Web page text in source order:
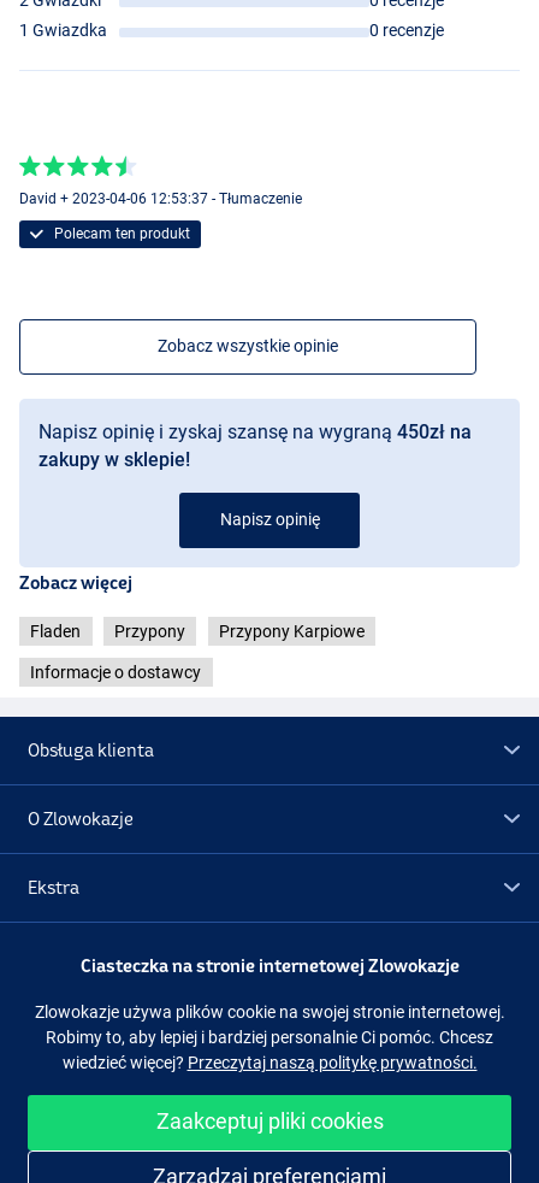
1 Gwiazdka
0 recenzje
David + 2023-04-06 12:53:37 - Tłumaczenie
Polecam ten produkt
Zobacz wszystkie opinie
Napisz opinię i zyskaj szansę na wygraną 450zł na
zakupy w sklepie!
Napisz opinię
Zobacz więcej
Fladen Przypony Przypony Karpiowe
Informacje o dostawcy
Obsługa klienta
O Zlowokazje
Ekstra
Promocje
Obserwuj nas Facebook Instagram
Ciasteczka na stronie internetowej Zlowokazje
Zlowokazje używa plików cookie na swojej stronie internetowej.
Robimy to, aby lepiej i bardziej personalnie Ci pomóc. Chcesz
wiedzieć więcej? Przeczytaj naszą politykę prywatności.
Zaakceptuj pliki cookies
Zarządzaj preferencjami